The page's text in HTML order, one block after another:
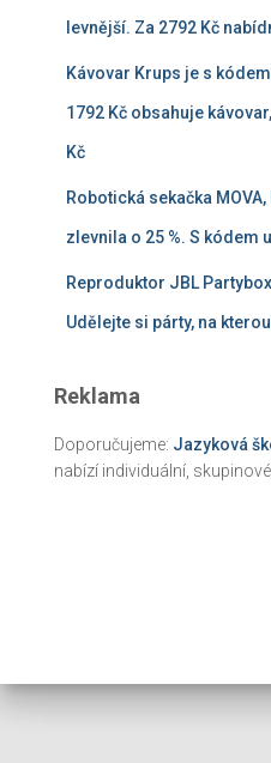
levnější. Za 2792 Kč
Kávovar Krups je s
1792 Kč obsahuje
Kč
Robotická sekačka
zlevnila o 25 %. S kódem
Reproduktor JBL
Udělejte si párty, na
Reklama
Doporučujeme: Jazyková
nabízí individuální,